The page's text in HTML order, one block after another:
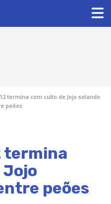
termina com culto de Jojo selando
peões
termina
Jojo
peões